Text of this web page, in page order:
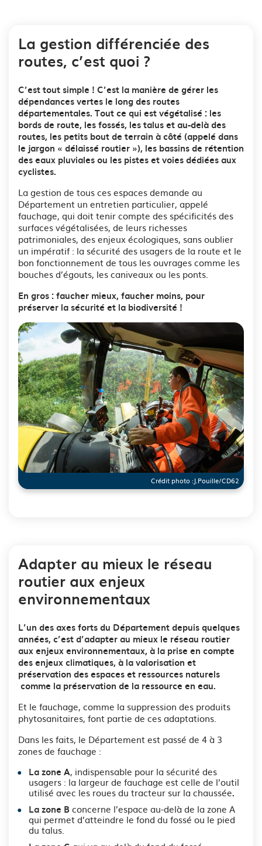
La gestion différenciée des
routes, c’est quoi ?
C’est tout simple ! C’est la manière de gérer les
dépendances vertes le long des routes
départementales. Tout ce qui est végétalisé : les
bords de route, les fossés, les talus et au-delà des
routes, les petits bout de terrain à côté (appelé dans
le jargon « délaissé routier »), les bassins de rétention
des eaux pluviales ou les pistes et voies dédiées aux
cyclistes.
La gestion de tous ces espaces demande au
Département un entretien particulier, appelé
fauchage, qui doit tenir compte des spécificités des
surfaces végétalisées, de leurs richesses
patrimoniales, des enjeux écologiques, sans oublier
un impératif : la sécurité des usagers de la route et le
bon fonctionnement de tous les ouvrages comme les
bouches d’égouts, les caniveaux ou les ponts.
En gros : faucher mieux, faucher moins, pour
préserver la sécurité et la biodiversité !
Crédit photo :J.Pouille/CD62
Adapter au mieux le réseau
routier aux enjeux
environnementaux
L’un des axes forts du Département depuis quelques
années, c’est d’adapter au mieux le réseau routier
aux enjeux environnementaux, à la prise en compte
des enjeux climatiques, à la valorisation et
préservation des espaces et ressources naturels
comme la préservation de la ressource en eau.
Et le fauchage, comme la suppression des produits
phytosanitaires, font partie de ces adaptations.
Dans les faits, le Département est passé de 4 à 3
zones de fauchage :
La zone A, indispensable pour la sécurité des
usagers : la largeur de fauchage est celle de l’outil
utilisé avec les roues du tracteur sur la chaussée.
La zone Bconcerne l’espace au-delà de la zone A
qui permet d’atteindre le fond du fossé ou le pied
du talus.